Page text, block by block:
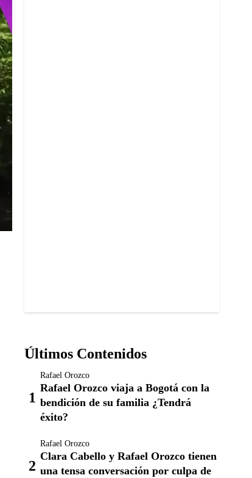
Últimos Contenidos
Rafael Orozco
Rafael Orozco viaja a Bogotá con la
bendición de su familia ¿Tendrá
éxito?
Rafael Orozco
Clara Cabello y Rafael Orozco tienen
una tensa conversación por culpa de